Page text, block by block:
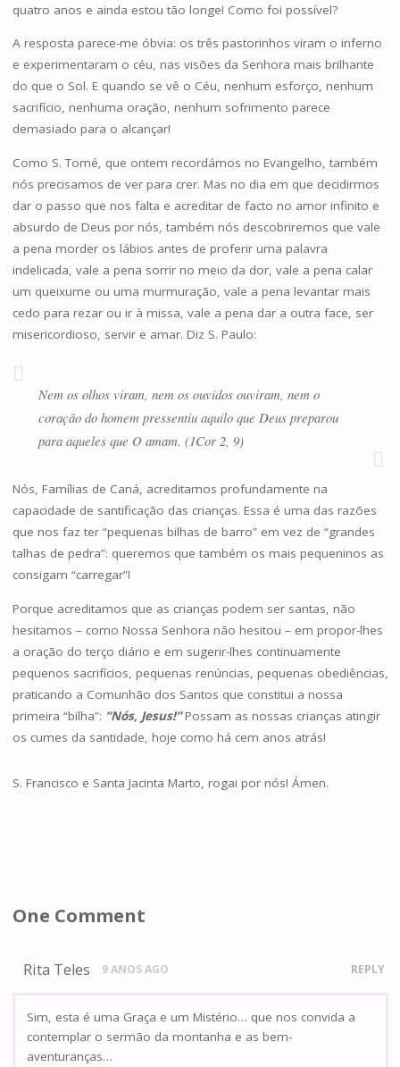
quatro anos e ainda estou tão longe! Como foi possível?
A resposta parece-me óbvia: os três pastorinhos viram o inferno
e experimentaram o céu, nas visões da Senhora mais brilhante
do que o Sol. E quando se vê o Céu, nenhum esforço, nenhum
sacrifício, nenhuma oração, nenhum sofrimento parece
demasiado para o alcançar!
Como S. Tomé, que ontem recordámos no Evangelho, também
nós precisamos de ver para crer. Mas no dia em que decidirmos
dar o passo que nos falta e acreditar de facto no amor infinito e
absurdo de Deus por nós, também nós descobriremos que vale
a pena morder os lábios antes de proferir uma palavra
indelicada, vale a pena sorrir no meio da dor, vale a pena calar
um queixume ou uma murmuração, vale a pena levantar mais
cedo para rezar ou ir à missa, vale a pena dar a outra face, ser
misericordioso, servir e amar. Diz S. Paulo:
Nem os olhos viram, nem os ouvidos ouviram, nem o
coração do homem pressentiu aquilo que Deus preparou
para aqueles que O amam. (1Cor 2, 9)
Nós, Famílias de Caná, acreditamos profundamente na
capacidade de santificação das crianças. Essa é uma das razões
que nos faz ter “pequenas bilhas de barro” em vez de “grandes
talhas de pedra”: queremos que também os mais pequeninos as
consigam “carregar”!
Porque acreditamos que as crianças podem ser santas, não
hesitamos – como Nossa Senhora não hesitou – em propor-lhes
a oração do terço diário e em sugerir-lhes continuamente
pequenos sacrifícios, pequenas renúncias, pequenas obediências,
praticando a Comunhão dos Santos que constitui a nossa
primeira “bilha”: “Nós, Jesus!” Possam as nossas crianças atingir
os cumes da santidade, hoje como há cem anos atrás!
S. Francisco e Santa Jacinta Marto, rogai por nós! Ámen.
One Comment
Rita Teles 9 ANOS AGO REPLY
Sim, esta é uma Graça e um Mistério… que nos convida a
contemplar o sermão da montanha e as bem-
aventuranças…